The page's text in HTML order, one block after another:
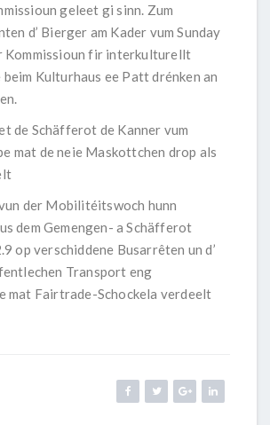
geleet gi sinn. Zum
d’ Bierger am Kader vum Sunday
Kommissioun fir interkulturellt
beim Kulturhaus ee Patt drénken an
de Schäfferot de Kanner vum
mat de neie Maskottchen drop als
der Mobilitéitswoch hunn
dem Gemengen- a Schäfferot
op verschiddene Busarrêten un d’
Transport eng
mat Fairtrade-Schockela verdeelt